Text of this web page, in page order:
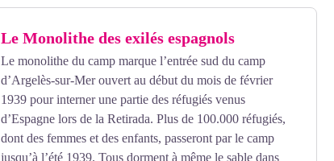
Le Monolithe des exilés espagnols
Le monolithe du camp marque l’entrée sud du camp
d’Argelès-sur-Mer ouvert au début du mois de février
1939 pour interner une partie des réfugiés venus
d’Espagne lors de la Retirada. Plus de 100.000 réfugiés,
dont des femmes et des enfants, passeront par le camp
jusqu’à l’été 1939. Tous dorment à même le sable dans